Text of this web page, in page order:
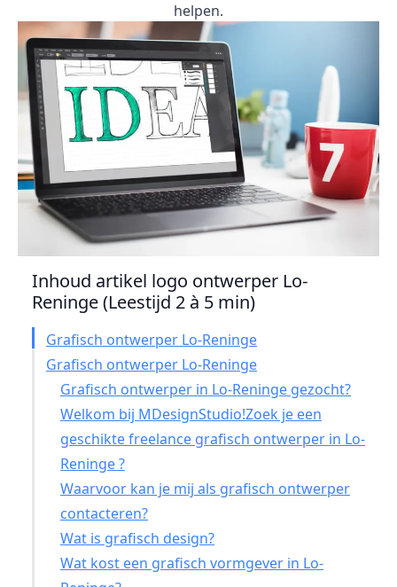
helpen.
Inhoud artikel logo ontwerper Lo-
Reninge (Leestijd 2 à 5 min)
Grafisch ontwerper Lo-Reninge
Grafisch ontwerper Lo-Reninge
Grafisch ontwerper in Lo-Reninge gezocht?
Welkom bij MDesignStudio!Zoek je een
geschikte freelance grafisch ontwerper in Lo-
Reninge ?
Waarvoor kan je mij als grafisch ontwerper
contacteren?
Wat is grafisch design?
Wat kost een grafisch vormgever in Lo-